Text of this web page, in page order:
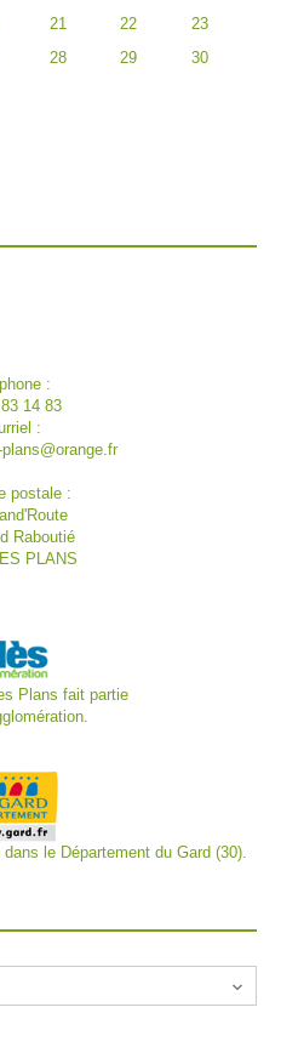
21 22
23
28 29
30
:
14 83
:
postale :
Raboutié
PLANS
Plans fait partie
le Département du Gard (30).